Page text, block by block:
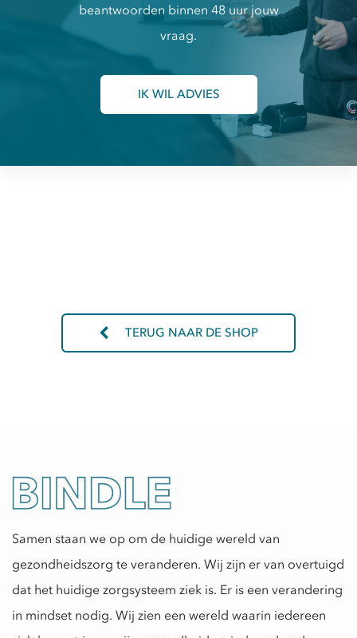
beantwoorden binnen 48 uur jouw
vraag.
IK WIL ADVIES
TERUG NAAR DE SHOP
Samen staan we op om de huidige wereld van
gezondheidszorg te veranderen. Wij zijn er van overtuigd
dat het huidige zorgsysteem ziek is. Er is een verandering
in mindset nodig. Wij zien een wereld waarin iedereen